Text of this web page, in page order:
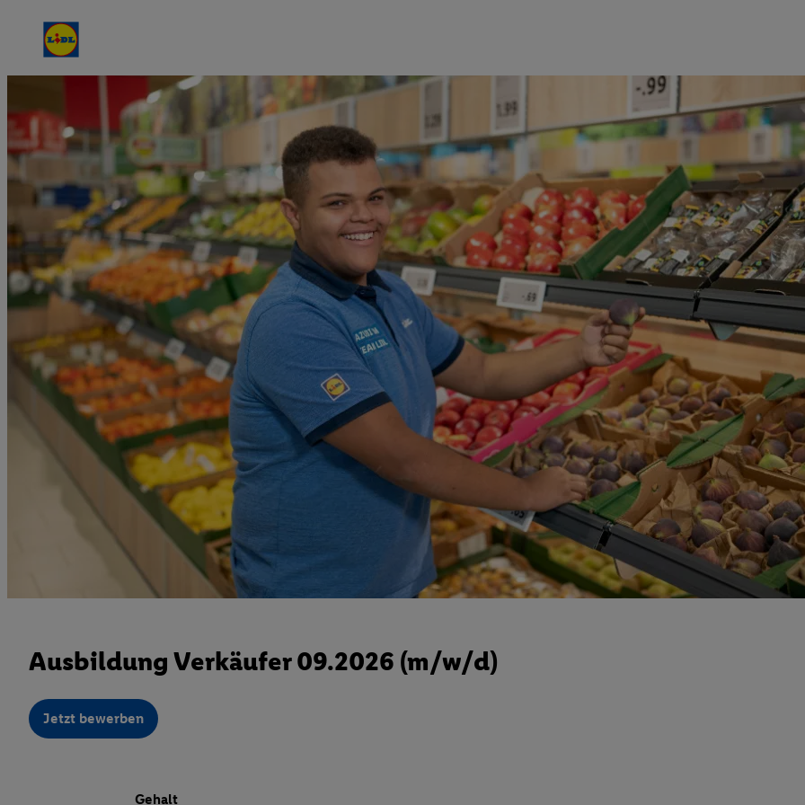
Ausbildung Verkäufer 09.2026 (m/w/d)
Jetzt bewerben
Gehalt